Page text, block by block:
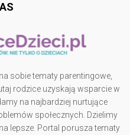
sobie tematy parentingowe,
rodzice uzyskają wsparcie w
na najbardziej nurtujące
społecznych. Dzielimy
lepsze. Portal porusza tematy